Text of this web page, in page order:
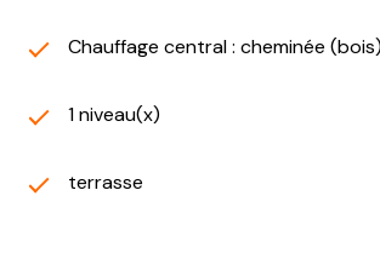
Chauffage central : cheminée (bois)
1 niveau(x)
terrasse